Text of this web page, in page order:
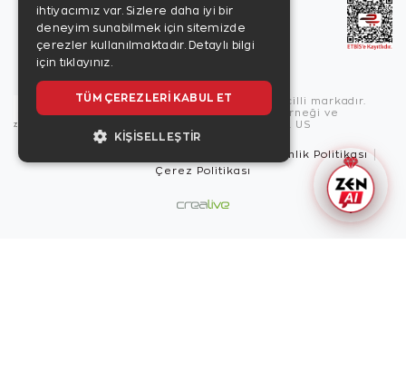
Copyright © 2026, Zen Diamond tescilli markadır.
Zen Diamond Birleşmiş Markalar Derneği ve
Turquality Destek Programı üyesidir. US
Güvenlik Politikası
Çerez Politikası
ihtiyacımız var. Sizlere daha iyi bir
deneyim sunabilmek için sitemizde
çerezler kullanılmaktadır. Detaylı bilgi
için tıklayınız.
TÜM ÇEREZLERI KABUL ET
KIŞISELLEŞTIR